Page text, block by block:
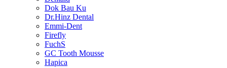
Dok Bau Ku
Dr.Hinz Dental
Emmi-Dent
Firefly
FuchS
GC Tooth Mousse
Hapica